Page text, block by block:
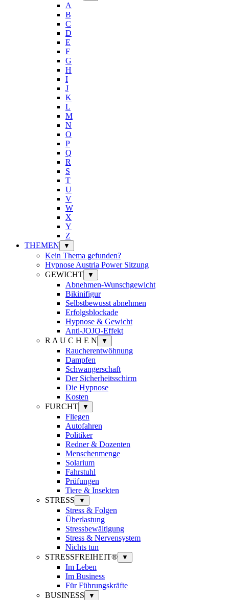
A
B
C
D
E
F
G
H
I
J
K
L
M
N
O
P
Q
R
S
T
U
V
W
X
Y
Z
THEMEN
▼
Kein Thema gefunden?
Hypnose Austria Power Sitzung
GEWICHT
▼
Abnehmen-Wunschgewicht
Bikinifigur
Selbstbewusst abnehmen
Erfolgsblockade
Hypnose & Gewicht
Anti-JOJO-Effekt
R A U C H E N
▼
Raucherentwöhnung
Dampfen
Schwangerschaft
Der Sicherheitsschirm
Die Hypnose
Kosten
FURCHT
▼
Fliegen
Autofahren
Politiker
Redner & Dozenten
Menschenmenge
Solarium
Fahrstuhl
Prüfungen
Tiere & Insekten
STRESS
▼
Stress & Folgen
Überlastung
Stressbewältigung
Stress & Nervensystem
Nichts tun
STRESSFREIHEIT®
▼
Im Leben
Im Business
Für Führungskräfte
BUSINESS
▼